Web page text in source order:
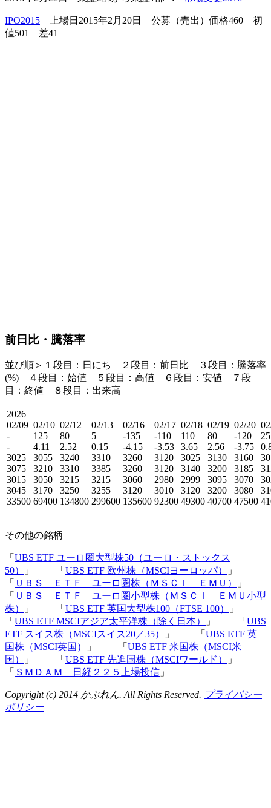
IPO2015 上場日2015年2月20日 公募（売出）価格460 初
値501 差41
前日比・騰落率
並び順＞１段目：日にち ２段目： 前日比 ３段目： 騰落率
(%) ４段目：始値 ５段目：高値 ６段目：安値 ７段
目：終値 ８段目：出来高
2026
02/09
-
-
3025
3075
3015
3045
33500
02/10
125
4.11
3055
3210
3050
3170
69400
02/12
80
2.52
3240
3310
3215
3250
134800
02/13
5
0.15
3310
3385
3215
3255
299600
02/16
-135
-4.15
3260
3260
3060
3120
135600
02/17
-110
-3.53
3120
3120
2980
3010
92300
02/18
110
3.65
3025
3140
2999
3120
49300
02/19
80
2.56
3130
3200
3095
3200
40700
02/20
-120
-3.75
3160
3185
3070
3080
47500
25
その他の銘柄
「 UBS ETF ユーロ圏大型株50（ユーロ・ストックス
50）
」 「 UBS ETF 欧州株（MSCIヨーロッパ）
」
「 ＵＢＳ ＥＴＦ ユーロ圏株（ＭＳＣＩ ＥＭＵ）
」
「 ＵＢＳ ＥＴＦ ユーロ圏小型株（ＭＳＣＩ ＥＭＵ小型
株）
」 「 UBS ETF 英国大型株100（FTSE 100）
」
「 UBS ETF MSCIアジア太平洋株（除く日本） 」 「 UBS
ETF スイス株（MSCIスイス20／35）
」 「 UBS ETF 英
国株（MSCI英国）
」 「 UBS ETF 米国株（MSCI米
国）
」 「 UBS ETF 先進国株（MSCIワールド）
」
「 ＳＭＤＡＭ 日経２２５上場投信 」
Copyright (c) 2014 かぶれん. All Rights Reserved. プライバシー
ポリシー